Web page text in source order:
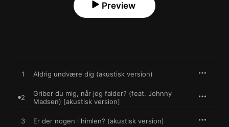
Preview
1 Aldrig undvære dig (akustisk version)
2
Griber du mig, når jeg falder? (feat. Johnny
Madsen) [akustisk version]
3 Er der nogen i himlen? (akustisk version)